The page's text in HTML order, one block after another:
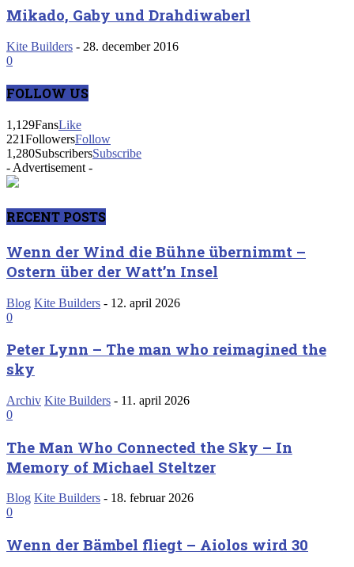
Mikado, Gaby und Drahdiwaberl
Kite Builders - 28. december 2016
0
FOLLOW US
1,129FansLike
221FollowersFollow
1,280SubscribersSubscribe
- Advertisement -
RECENT POSTS
Wenn der Wind die Bühne übernimmt –
Ostern über der Watt’n Insel
Blog Kite Builders - 12. april 2026
0
Peter Lynn – The man who reimagined the
sky
Archiv Kite Builders - 11. april 2026
0
The Man Who Connected the Sky – In
Memory of Michael Steltzer
Blog Kite Builders - 18. februar 2026
0
Wenn der Bämbel fliegt – Aiolos wird 30